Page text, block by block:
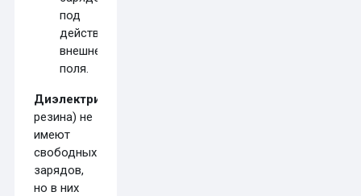
под
действием
внешнего
поля.
Диэлектрики
резина) не
имеют
свободных
зарядов,
но в них